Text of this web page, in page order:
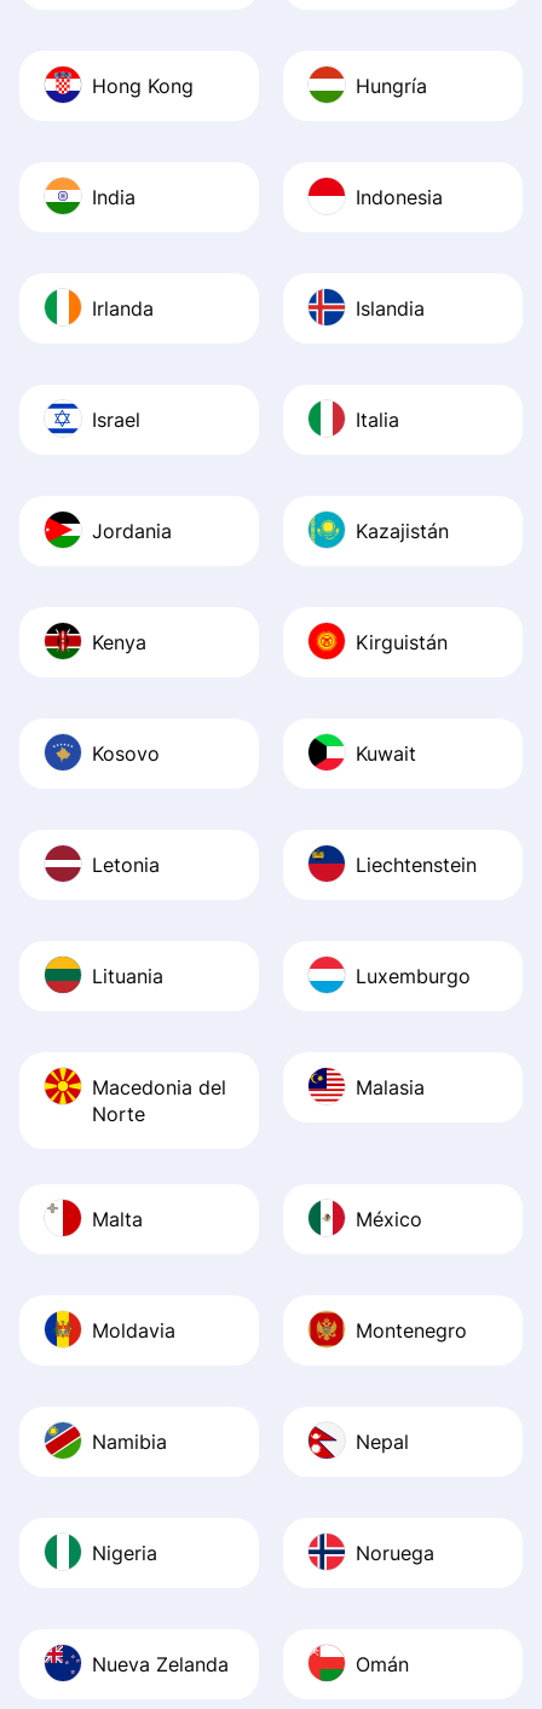
Hong Kong Hungría
India Indonesia
Irlanda Islandia
Israel Italia
Jordania Kazajistán
Kenya Kirguistán
Kosovo Kuwait
Letonia Liechtenstein
Lituania Luxemburgo
Macedonia del
Norte
Malasia
Malta México
Moldavia Montenegro
Namibia Nepal
Nigeria Noruega
Nueva Zelanda Omán